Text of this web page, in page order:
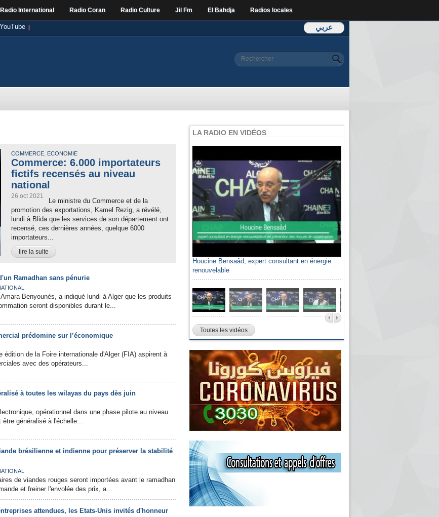
Radio International Radio Coran Radio Culture Jil Fm El Bahdja Radios locales
عربي YouTube
Formulaire de
Rechercher
COMMERCE, ECONOMIE
Commerce: 6.000 importateurs
fictifs recensés au niveau
national
26 oct 2021
Le ministre du Commerce et de la
promotion des exportations, Kamel Rezig, a révélé,
lundi à Blida que les services de son département ont
recensé, ces dernières années, quelque 6000
importateurs...
lire la suite
Ramadhan sans pénurie
Benyounès, a indiqué lundi à Alger que les produits
seront disponibles durant le...
prédomine sur l’économique
édition de la Foire internationale d'Alger (FIA) aspirent à
avec des opérateurs...
à toutes les wilayas du pays dès juin
opérationnel dans une phase pilote au niveau
généralisé à l'échelle...
brésilienne et indienne pour préserver la stabilité
de viandes rouges seront importées avant le ramadhan
et freiner l'envolée des prix, a...
attendues, les Etats-Unis invités d'honneur
LA RADIO EN VIDÉOS
Houcine Bensaâd, expert consultant en énergie
renouvelable
Toutes les vidéos